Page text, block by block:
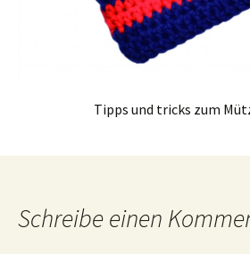
Tipps und tricks zum
Schreibe einen